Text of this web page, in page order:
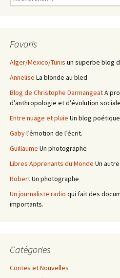
Favoris
Alger/Mexico/Tunis un superbe blog
Annelise La blonde au bled
Blog de Christophe DarmangeatA
d’anthropologie et d’évolution
Entre nuage et pluie Un blog poétique
Gabyl’émotion de l’écrit.
Guillaume Un photographe
Libres Apprenants du Monde Un
RobertUn photographe
Un journaliste radio qui fait des
importants.
Catégories
Contes et Nouvelles